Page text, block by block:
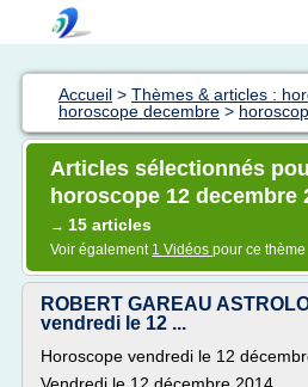
Accueil > Thèmes & articles :
horoscope decembre >
Articles sélectionnés
horoscope 12 decembre
→ 15 articles
Voir également 1 Vidéos pour ce thème
ROBERT GAREAU
vendredi le 12 ...
Horoscope vendredi le 12